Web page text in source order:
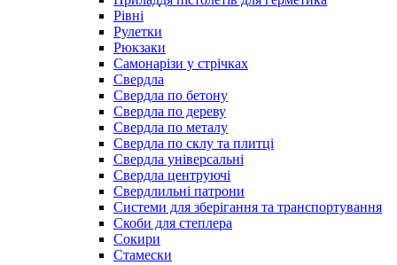
Рівні
Рулетки
Рюкзаки
Самонарізи у стрічках
Свердла
Свердла по бетону
Свердла по дереву
Свердла по металу
Свердла по склу та плитці
Свердла універсальні
Свердла центруючі
Свердлильні патрони
Системи для зберігання та транспортування
Скоби для степлера
Сокири
Стамески